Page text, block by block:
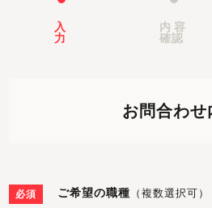
入
力
内容
確認
お問合わせ
必須 ご希望の職種 （複数選択可）